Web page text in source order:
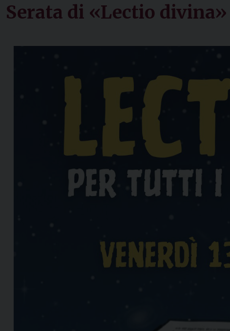
Serata di «Lectio